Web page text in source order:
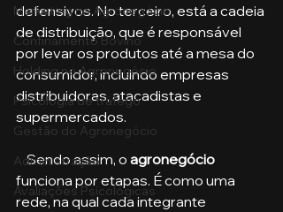
Marketing no Agronegócio
Confinamento Bovino
Holding no Agronegócio
Psicologia de tráfego
Gestão do Agronegócio
Administração
Avaliações Psicológicas
defensivos. No terceiro, está a cadeia
de distribuição, que é responsável
por levar os produtos até a mesa do
consumidor, incluindo empresas
distribuidoras, atacadistas e
supermercados.
    Sendo assim, o
agronegócio
funciona por etapas. É como uma
rede, na qual cada integrante